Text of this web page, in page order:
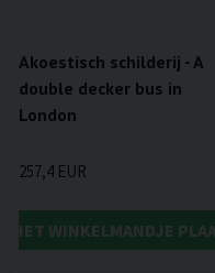
Akoestisch schilderij - A
double decker bus in
London
257,4 EUR
HET WINKELMANDJE